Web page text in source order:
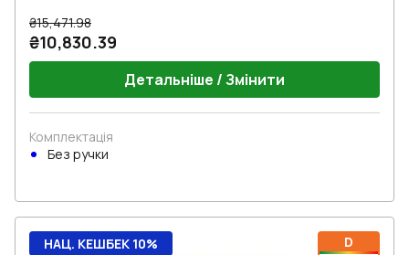
₴15,471.98
₴10,830.39
Детальніше / Змінити
Комплектація
Без ручки
D
НАЦ. КЕШБЕК 10%